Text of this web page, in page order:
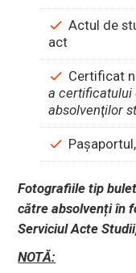
Actul de
act
Certificat
a certificatului
absolvenţilor
Fotografiile tip
către absolvenți în
Serviciul Acte
NOTĂ: